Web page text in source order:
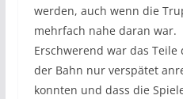
werden, auch wenn die
mehrfach nahe daran war.
Erschwerend war das
der Bahn nur verspätet
konnten und dass die